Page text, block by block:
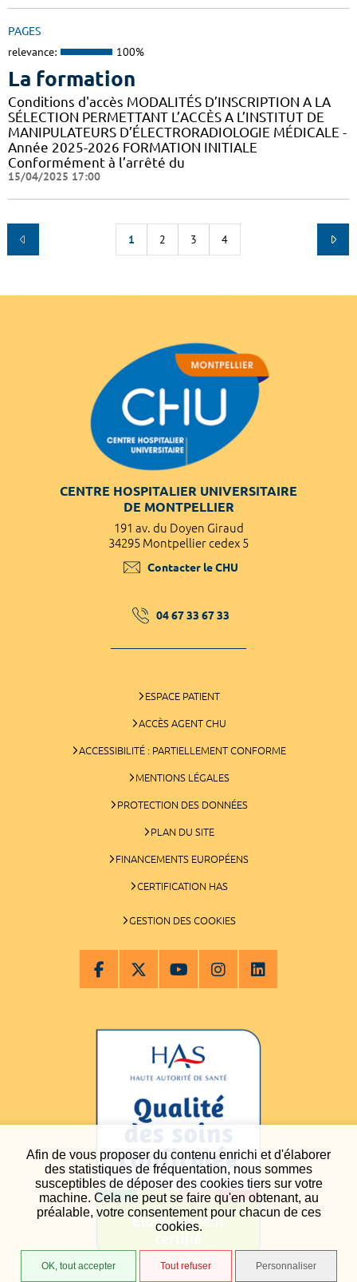
Afin de vous proposer du contenu enrichi et d'élaborer
des statistiques de fréquentation, nous sommes
susceptibles de déposer des cookies tiers sur votre
machine. Cela ne peut se faire qu'en obtenant, au
préalable, votre consentement pour chacun de ces
cookies.
OK, tout accepter Tout refuser Personnaliser
PAGES
relevance: 100%
La formation
Conditions d'accès MODALITÉS D’INSCRIPTION A LA
SÉLECTION PERMETTANT L’ACCÈS A L’INSTITUT DE
MANIPULATEURS D’ÉLECTRORADIOLOGIE MÉDICALE -
Année 2025-2026 FORMATION INITIALE
Conformément à l’arrêté du
15/04/2025 17:00
1 2 3 4
CENTRE HOSPITALIER UNIVERSITAIRE
DE MONTPELLIER
191 av. du Doyen Giraud
34295 Montpellier cedex 5
Contacter le CHU
04 67 33 67 33
ESPACE PATIENT
ACCÈS AGENT CHU
ACCESSIBILITÉ : PARTIELLEMENT CONFORME
MENTIONS LÉGALES
PROTECTION DES DONNÉES
PLAN DU SITE
FINANCEMENTS EUROPÉENS
CERTIFICATION HAS
GESTION DES COOKIES